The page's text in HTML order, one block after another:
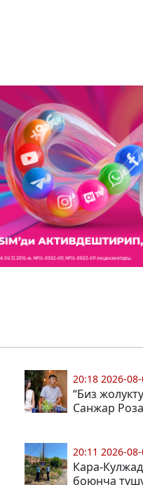
20:18 2026-
“Биз
Санжар
20:11 2026-
Кара-
боюнча